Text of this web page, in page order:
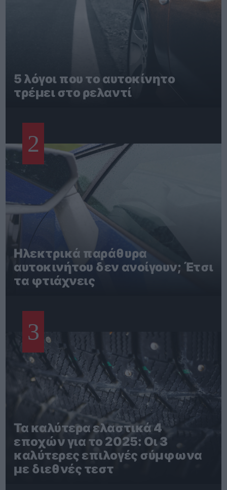
5 λόγοι που το αυτοκίνητο
τρέμει στο ρελαντί
2
Ηλεκτρικά παράθυρα
αυτοκινήτου δεν ανοίγουν; Έτσι
τα φτιάχνεις
3
Τα καλύτερα ελαστικά 4
εποχών για το 2025: Οι 3
καλύτερες επιλογές σύμφωνα
με διεθνές τεστ